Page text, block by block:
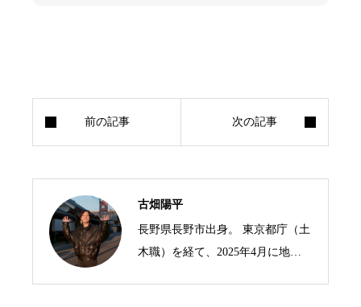
古畑陽平
長野県長野市出身。 東京都庁（土
木職）を経て、2025年4月に地域